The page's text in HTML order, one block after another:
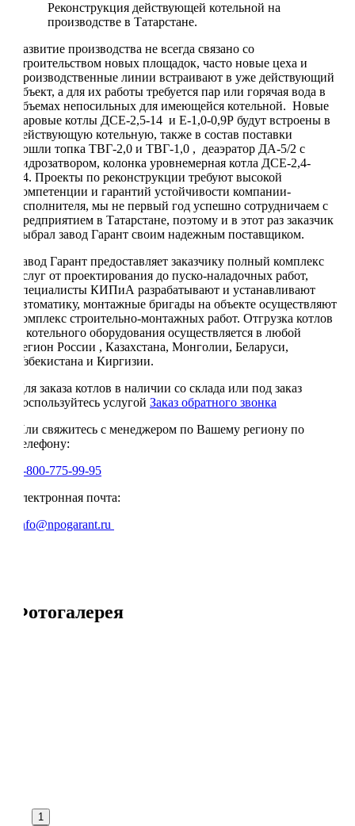
Реконструкция действующей котельной на
производстве в Татарстане.
Развитие производства не всегда связано со
строительством новых площадок, часто новые цеха и
производственные линии встраивают в уже действующий
объект, а для их работы требуется пар или горячая вода в
объемах непосильных для имеющейся котельной. Новые
паровые котлы ДСЕ-2,5-14 и Е-1,0-0,9Р будут встроены в
действующую котельную, также в состав поставки
вошли топка ТВГ-2,0 и ТВГ-1,0 , деаэратор ДА-5/2 с
гидрозатвором, колонка уровнемерная котла ДСЕ-2,4-
14. Проекты по реконструкции требуют высокой
компетенции и гарантий устойчивости компании-
исполнителя, мы не первый год успешно сотрудничаем с
предприятием в Татарстане, поэтому и в этот раз заказчик
выбрал завод Гарант своим надежным поставщиком.
Завод Гарант предоставляет заказчику полный комплекс
услуг от проектирования до пуско-наладочных работ,
специалисты КИПиА разрабатывают и устанавливают
автоматику, монтажные бригады на объекте осуществляют
комплекс строительно-монтажных работ. Отгрузка котлов
и котельного оборудования осуществляется в любой
регион России , Казахстана, Монголии, Беларуси,
Узбекистана и Киргизии.
Для заказа котлов в наличии со склада или под заказ
воспользуйтесь услугой Заказ обратного звонка
Или свяжитесь с менеджером по Вашему региону по
телефону:
8-800-775-99-95
электронная почта:
info@npogarant.ru
Фотогалерея
1